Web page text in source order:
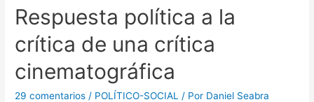
saberse
esclavo
Respuesta política a la
crítica de una crítica
cinematográfica
29 comentarios / POLÍTICO-SOCIAL / Por Daniel Seabra